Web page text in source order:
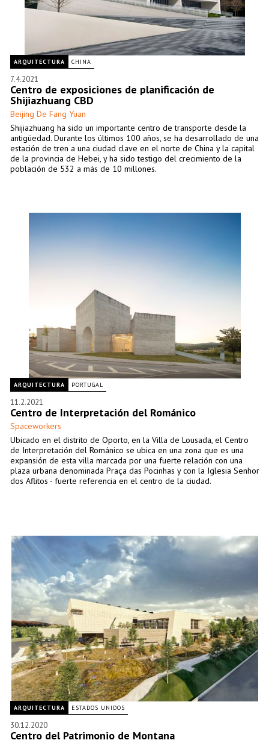
ARQUITECTURA CHINA
7.4.2021
Centro de exposiciones de planificación de
Shijiazhuang CBD
Beijing De Fang Yuan
Shijiazhuang ha sido un importante centro de transporte desde la
antigüedad. Durante los últimos 100 años, se ha desarrollado de una
estación de tren a una ciudad clave en el norte de China y la capital
de la provincia de Hebei, y ha sido testigo del crecimiento de la
población de 532 a más de 10 millones.
ARQUITECTURA PORTUGAL
11.2.2021
Centro de Interpretación del Románico
Spaceworkers
Ubicado en el distrito de Oporto, en la Villa de Lousada, el Centro
de Interpretación del Románico se ubica en una zona que es una
expansión de esta villa marcada por una fuerte relación con una
plaza urbana denominada Praça das Pocinhas y con la Iglesia Senhor
dos Aflitos - fuerte referencia en el centro de la ciudad.
ARQUITECTURA ESTADOS UNIDOS
30.12.2020
Centro del Patrimonio de Montana